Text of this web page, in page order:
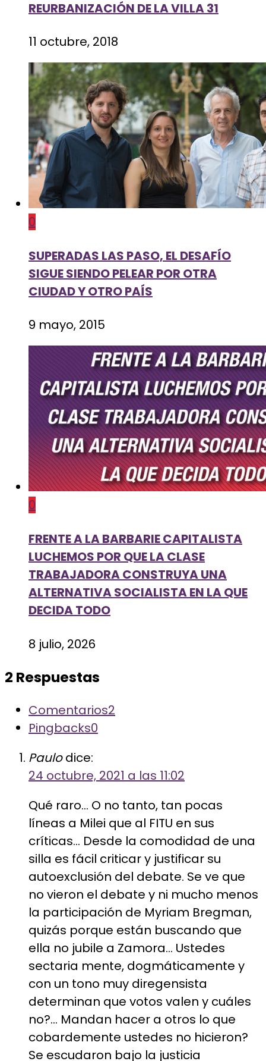
REURBANIZACIÓN DE LA VILLA 31
11 octubre, 2018
0
SUPERADAS LAS PASO, EL DESAFÍO
SIGUE SIENDO PELEAR POR OTRA
CIUDAD Y OTRO PAÍS
9 mayo, 2015
0
FRENTE A LA BARBARIE CAPITALISTA
LUCHEMOS POR QUE LA CLASE
TRABAJADORA CONSTRUYA UNA
ALTERNATIVA SOCIALISTA EN LA QUE
DECIDA TODO
8 julio, 2026
2 Respuestas
Comentarios2
Pingbacks0
Paulo dice:
24 octubre, 2021 a las 11:02
Qué raro… O no tanto, tan pocas
líneas a Milei que al FITU en sus
críticas… Desde la comodidad de una
silla es fácil criticar y justificar su
autoexclusión del debate. Se ve que
no vieron el debate y ni mucho menos
la participación de Myriam Bregman,
quizás porque están buscando que
ella no jubile a Zamora… Ustedes
sectaria mente, dogmáticamente y
con un tono muy diregensista
determinan que votos valen y cuáles
no?… Mandan hacer a otros lo que
cobardemente ustedes no hicieron?
Se escudaron bajo la justicia